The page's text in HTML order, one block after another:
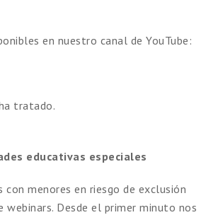
en nuestro canal de YouTube:
tratado.
educativas especiales
menores en riesgo de exclusión
webinars. Desde el primer minuto nos